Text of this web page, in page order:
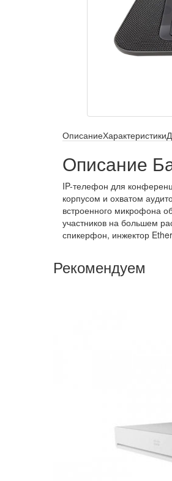
ОписаниеХарактеристики
Описание
IP-телефон для
корпусом и охватом
встроенного микрофона
участников на большем
спикерфон, инжектор
Рекомендуем